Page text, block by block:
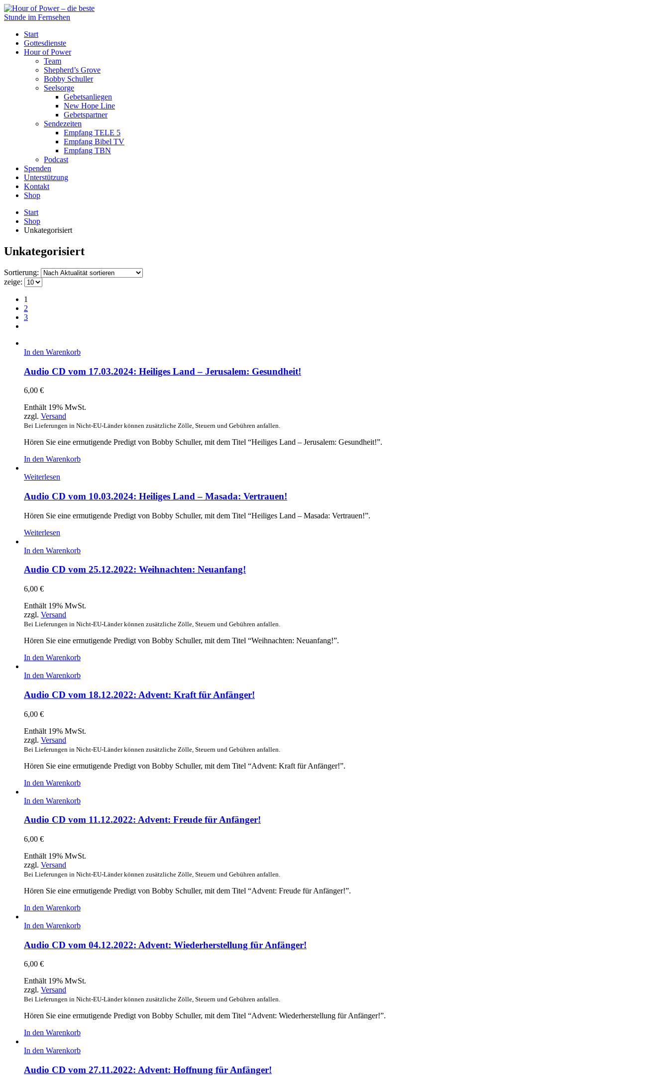
Start
Gottesdienste
Hour of Power
Team
Shepherd’s Grove
Bobby Schuller
Seelsorge
Gebetsanliegen
New Hope Line
Gebetspartner
Sendezeiten
Empfang TELE 5
Empfang Bibel TV
Empfang TBN
Podcast
Spenden
Unterstützung
Kontakt
Shop
Start
Shop
Unkategorisiert
Unkategorisiert
Sortierung:
zeige:
1
2
3
In den Warenkorb
Audio CD vom 17.03.2024: Heiliges Land – Jerusalem: Gesundheit!
6,00 €
Enthält 19% MwSt.
zzgl. Versand
Bei Lieferungen in Nicht-EU-Länder können zusätzliche Zölle, Steuern und Gebühren anfallen.
Hören Sie eine ermutigende Predigt von Bobby Schuller, mit dem Titel “Heiliges Land – Jerusalem: Gesundheit!”.
In den Warenkorb
Weiterlesen
Audio CD vom 10.03.2024: Heiliges Land – Masada: Vertrauen!
Hören Sie eine ermutigende Predigt von Bobby Schuller, mit dem Titel “Heiliges Land – Masada: Vertrauen!”.
Weiterlesen
In den Warenkorb
Audio CD vom 25.12.2022: Weihnachten: Neuanfang!
6,00 €
Enthält 19% MwSt.
zzgl. Versand
Bei Lieferungen in Nicht-EU-Länder können zusätzliche Zölle, Steuern und Gebühren anfallen.
Hören Sie eine ermutigende Predigt von Bobby Schuller, mit dem Titel “Weihnachten: Neuanfang!”.
In den Warenkorb
In den Warenkorb
Audio CD vom 18.12.2022: Advent: Kraft für Anfänger!
6,00 €
Enthält 19% MwSt.
zzgl. Versand
Bei Lieferungen in Nicht-EU-Länder können zusätzliche Zölle, Steuern und Gebühren anfallen.
Hören Sie eine ermutigende Predigt von Bobby Schuller, mit dem Titel “Advent: Kraft für Anfänger!”.
In den Warenkorb
In den Warenkorb
Audio CD vom 11.12.2022: Advent: Freude für Anfänger!
6,00 €
Enthält 19% MwSt.
zzgl. Versand
Bei Lieferungen in Nicht-EU-Länder können zusätzliche Zölle, Steuern und Gebühren anfallen.
Hören Sie eine ermutigende Predigt von Bobby Schuller, mit dem Titel “Advent: Freude für Anfänger!”.
In den Warenkorb
In den Warenkorb
Audio CD vom 04.12.2022: Advent: Wiederherstellung für Anfänger!
6,00 €
Enthält 19% MwSt.
zzgl. Versand
Bei Lieferungen in Nicht-EU-Länder können zusätzliche Zölle, Steuern und Gebühren anfallen.
Hören Sie eine ermutigende Predigt von Bobby Schuller, mit dem Titel “Advent: Wiederherstellung für Anfänger!”.
In den Warenkorb
In den Warenkorb
Audio CD vom 27.11.2022: Advent: Hoffnung für Anfänger!